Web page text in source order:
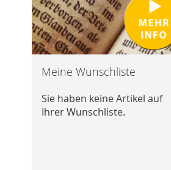
Meine Wunschliste
Sie haben keine Artikel auf
Ihrer Wunschliste.